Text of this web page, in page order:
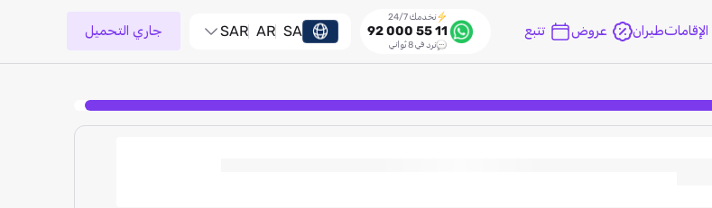
الإقاماتطيران عروض تتبع
نخدمك 24/7
92 000 55 11
نرد في 8 ثواني
SA
AR
SAR جاري التحميل